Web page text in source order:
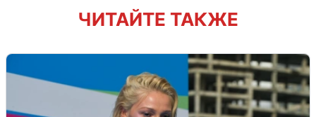
ЧИТАЙТЕ ТАКЖЕ